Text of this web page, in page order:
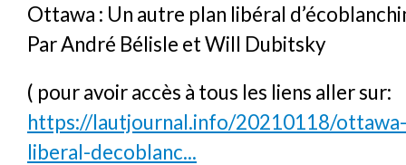
Ottawa : Un autre plan libéral
Par André Bélisle et Will Dubitsky
( pour avoir accès à tous les liens aller sur:
https://lautjournal.info/20210118/
liberal-decoblanc...